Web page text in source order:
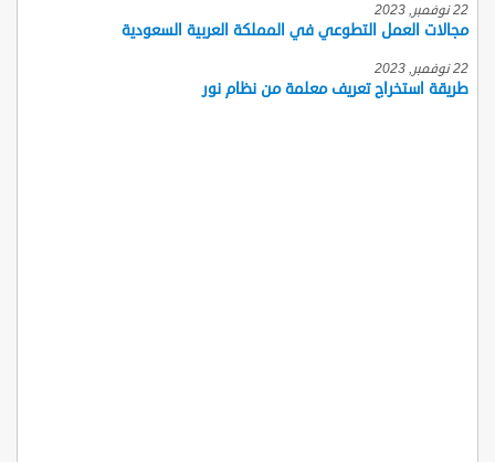
22 نوفمبر, 2023
مجالات العمل التطوعي في المملكة العربية السعودية
22 نوفمبر, 2023
طريقة استخراج تعريف معلمة من نظام نور